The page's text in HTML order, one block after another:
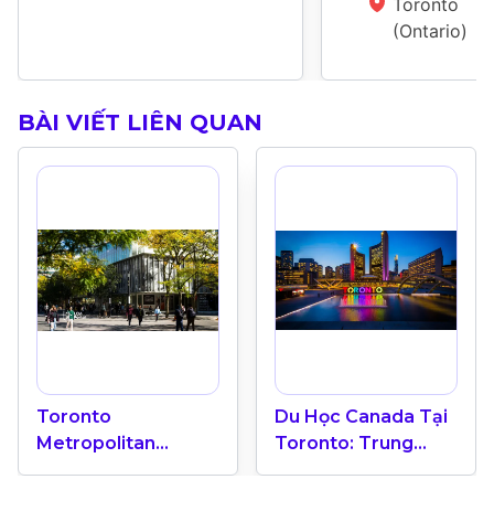
(Ontario)
BÀI VIẾT LIÊN QUAN
Toronto
Metropolitan
Du Học Canada Tại
Toronto: Trung